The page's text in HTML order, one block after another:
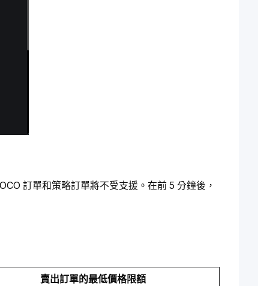
訂單和策略訂單將不受支援。在前 5 分鐘後，
賣出訂單的最低價格限額